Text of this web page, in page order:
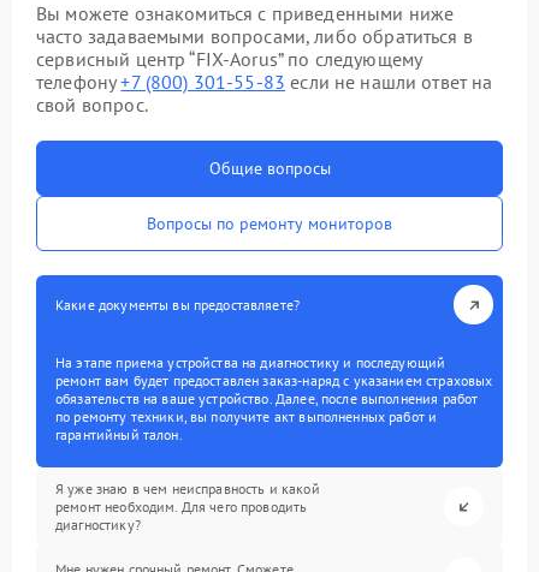
Вы можете ознакомиться с приведенными ниже
часто задаваемыми вопросами, либо обратиться в
сервисный центр “FIX-Aorus” по следующему
телефону+7 (800) 301-55-83 если не нашли ответ на
свой вопрос.
Общие вопросы
Вопросы по ремонту мониторов
Какие документы вы предоставляете?
На этапе приема устройства на диагностику и последующий
ремонт вам будет предоставлен заказ-наряд с указанием страховых
обязательств на ваше устройство. Далее, после выполнения работ
по ремонту техники, вы получите акт выполненных работ и
гарантийный талон.
Я уже знаю в чем неисправность и какой
ремонт необходим. Для чего проводить
диагностику?